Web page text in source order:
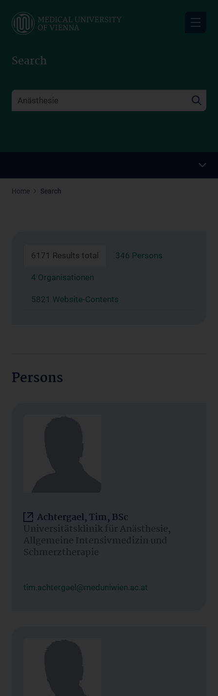
main
Search
Home Search
6171 Results total 346 Persons
4 Organisationen
5821 Website-Contents
Persons
Achtergael, Tim, BSc
Universitätsklinik für Anästhesie,
Allgemeine Intensivmedizin und
Schmerztherapie
tim.achtergael@meduniwien.ac.at